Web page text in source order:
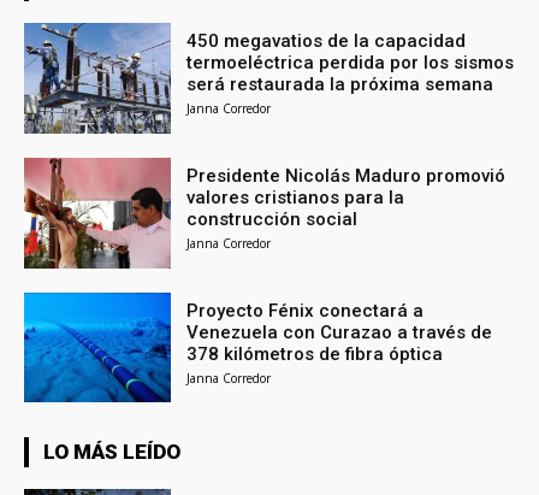
450 megavatios de la capacidad
termoeléctrica perdida por los sismos
será restaurada la próxima semana
Janna Corredor
Presidente Nicolás Maduro promovió
valores cristianos para la
construcción social
Janna Corredor
Proyecto Fénix conectará a
Venezuela con Curazao a través de
378 kilómetros de fibra óptica
Janna Corredor
LO MÁS LEÍDO